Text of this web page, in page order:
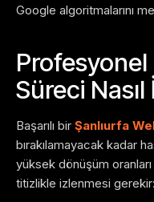
Google algoritmalarını
Profesyonel
Süreci Nasıl
Başarılı bir Şanlıurfa
bırakılamayacak kadar
yüksek dönüşüm
titizlikle izlenmesi gerekir: